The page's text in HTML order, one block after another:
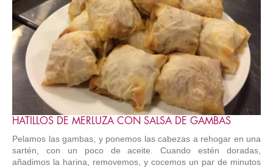
HATILLOS DE MERLUZA CON SALSA DE GAMBAS
Pelamos las gambas, y ponemos las cabezas a rehogar en una
sartén, con un poco de aceite. Cuando estén doradas,
añadimos la harina, removemos, y cocemos un par de minutos